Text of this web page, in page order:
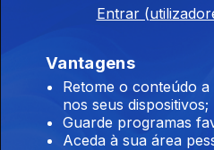
Entrar
Vantagens
Retome o conteúdo
nos seus dispositivos;
Guarde programas
Aceda à sua área